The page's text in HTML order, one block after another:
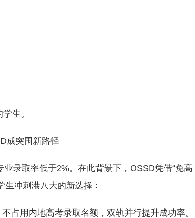
生。
成突围新路径
录取率低于2%。在此背景下，OSSD凭借“免高
冲刺港八大的新选择：
占用内地高考录取名额，双轨并行提升成功率。